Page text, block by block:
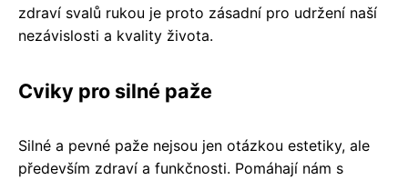
zdraví svalů rukou je proto zásadní pro udržení naší
nezávislosti a kvality života.
Cviky pro silné paže
Silné a pevné paže nejsou jen otázkou estetiky, ale
především zdraví a funkčnosti. Pomáhají nám s